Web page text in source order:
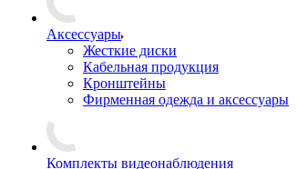
Аксессуары
Жесткие диски
Кабельная продукция
Кронштейны
Фирменная одежда и аксессуары
Комплекты видеонаблюдения